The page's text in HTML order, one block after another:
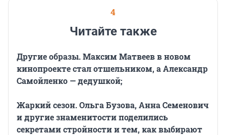
4
Читайте также
Другие образы. Максим Матвеев в новом
кинопроекте стал отшельником, а Александр
Самойленко — дедушкой;
Жаркий сезон. Ольга Бузова, Анна Семенович
и другие знаменитости поделились
секретами стройности и тем, как выбирают